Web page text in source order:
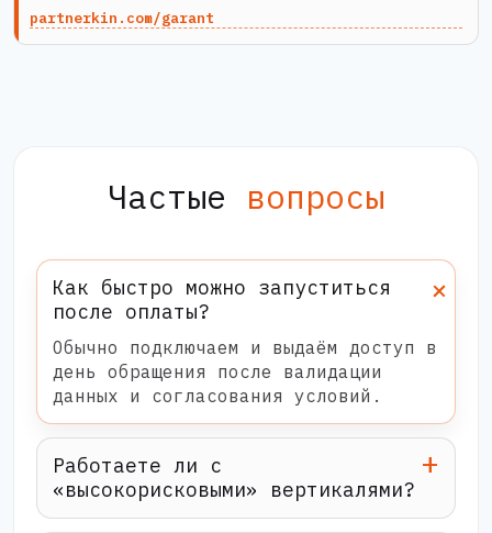
partnerkin.com/garant
Частые вопросы
Как быстро можно запуститься
после оплаты?
Обычно подключаем и выдаём доступ в
день обращения после валидации
данных и согласования условий.
Работаете ли с
«высокорисковыми» вертикалями?